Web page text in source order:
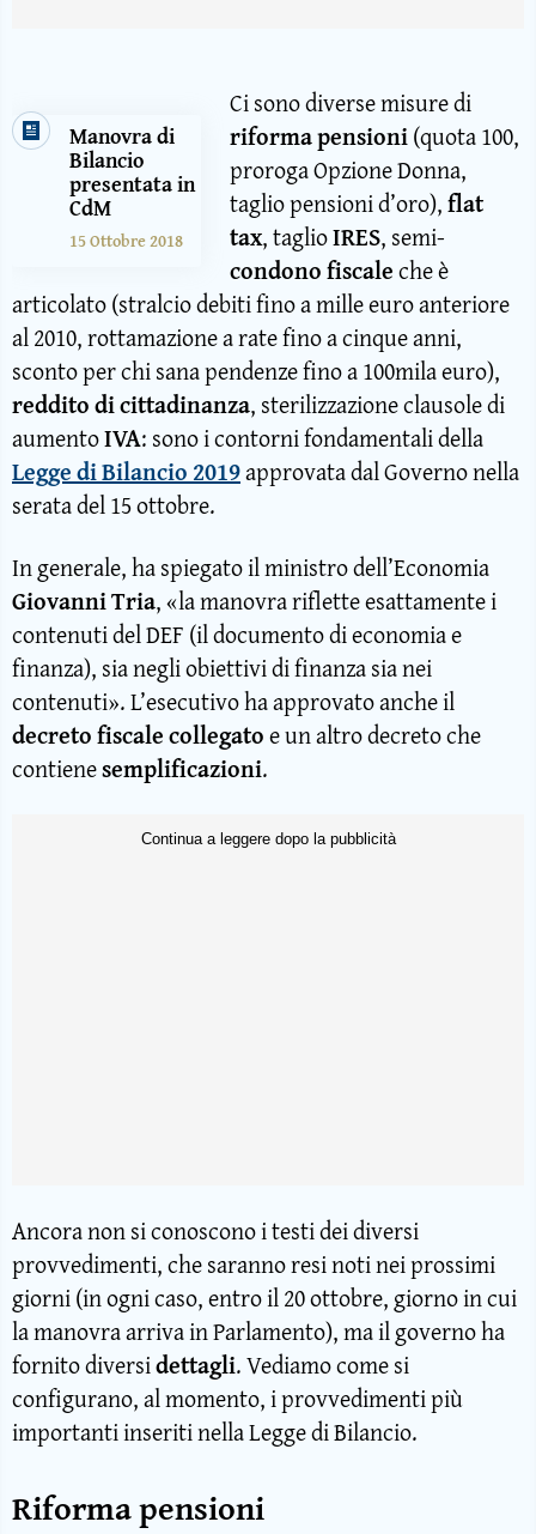
Manovra di
Bilancio
presentata in
CdM
15 Ottobre 2018
Ci sono diverse misure di
riforma pensioni(quota 100,
proroga Opzione Donna,
taglio pensioni d’oro),flat
tax, taglioIRES, semi-
condono fiscaleche è
articolato (stralcio debiti fino a mille euro anteriore
al 2010, rottamazione a rate fino a cinque anni,
sconto per chi sana pendenze fino a 100mila euro),
reddito di cittadinanza, sterilizzazione clausole di
aumentoIVA: sono i contorni fondamentali della
Legge di Bilancio 2019approvata dal Governo nella
serata del 15 ottobre.
In generale, ha spiegato il ministro dell’Economia
Giovanni Tria, «la manovra riflette esattamente i
contenuti del DEF (il documento di economia e
finanza), sia negli obiettivi di finanza sia nei
contenuti». L’esecutivo ha approvato anche il
decreto fiscale collegatoe un altro decreto che
contienesemplificazioni.
Ancora non si conoscono i testi dei diversi
provvedimenti, che saranno resi noti nei prossimi
giorni (in ogni caso, entro il 20 ottobre, giorno in cui
la manovra arriva in Parlamento), ma il governo ha
fornito diversidettagli. Vediamo come si
configurano, al momento, i provvedimenti più
importanti inseriti nella Legge di Bilancio.
Riforma pensioni